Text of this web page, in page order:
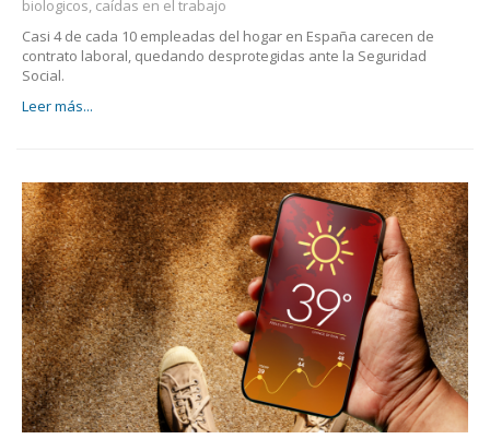
biologicos, caídas en el trabajo
Casi 4 de cada 10 empleadas del hogar en España carecen de
contrato laboral, quedando desprotegidas ante la Seguridad
Social.
Leer más...